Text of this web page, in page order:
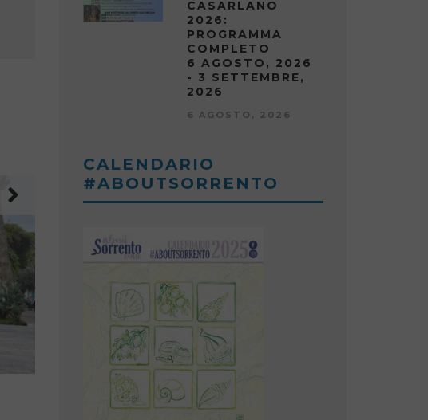
SAN BIAGIO A SORRENTO E
CASARLANO
2026:
PROGRAMMA
COMPLETO
6 AGOSTO, 2026
- 3 SETTEMBRE,
2026
6 AGOSTO, 2026
CALENDARIO
#ABOUTSORRENTO